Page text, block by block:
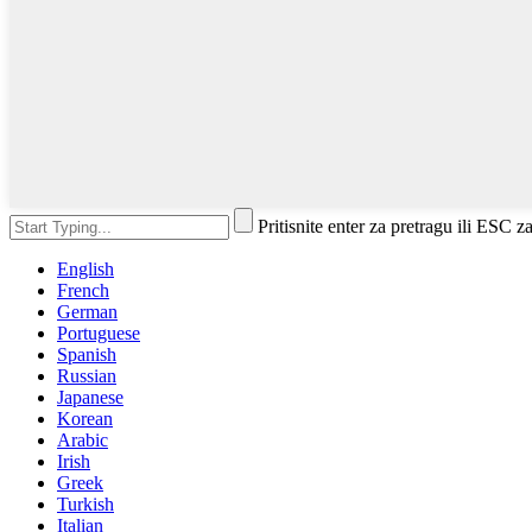
Pritisnite enter za pretragu ili ESC
English
French
German
Portuguese
Spanish
Russian
Japanese
Korean
Arabic
Irish
Greek
Turkish
Italian